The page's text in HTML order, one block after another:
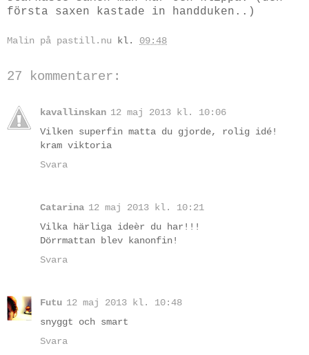
första saxen kastade in handduken..)
Malin på pastill.nu kl. 09:48
27 kommentarer:
kavallinskan 12 maj 2013 kl. 10:06
Vilken superfin matta du gjorde, rolig idé!
kram viktoria
Svara
Catarina 12 maj 2013 kl. 10:21
Vilka härliga ideèr du har!!!
Dörrmattan blev kanonfin!
Svara
Futu 12 maj 2013 kl. 10:48
snyggt och smart
Svara